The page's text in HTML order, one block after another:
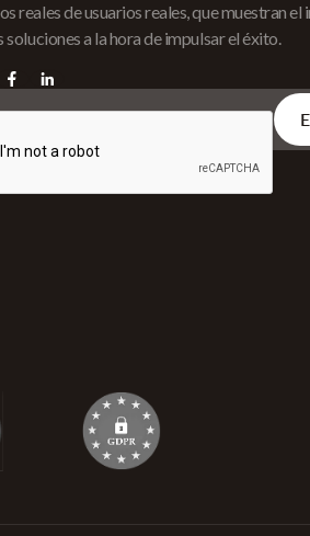
reales de usuarios reales, que muestran el
soluciones a la hora de impulsar el éxito.